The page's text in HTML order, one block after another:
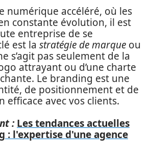
numérique accéléré, où les
constante évolution, il est
entreprise de se
est la stratégie de marque ou
s’agit pas seulement de la
attrayant ou d’une charte
Le branding est une
de positionnement et de
efficace avec vos clients.
: Les tendances actuelles
: l'expertise d'une agence